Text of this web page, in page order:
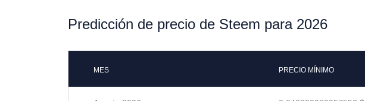
Predicción de precio de Steem para 2026
MES PRECIO MÍNIMO